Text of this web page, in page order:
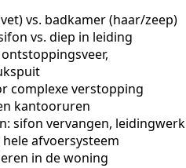
vs. badkamer (haar/zeep)
vs. diep in leiding
complexe verstopping
kantooruren
sifon vervangen, leidingwerk
afvoersysteem
in de woning